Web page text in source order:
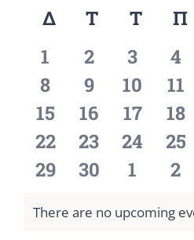
date.
Calendar
of
Events
ΔΔΕΥΤΈΡΑ
Τ ΤΡΊΤΗ
Τ Π
0
events
1
0
events
2
0
events
3
0
4
0
events
8
0
events
9
0
events
10
0
11
0
events
15
0
events
16
0
events
17
0
18
0
events
22
0
events
23
0
events
24
0
25
0
29
0
30
0
1
0
2
Notice
There are no upcoming